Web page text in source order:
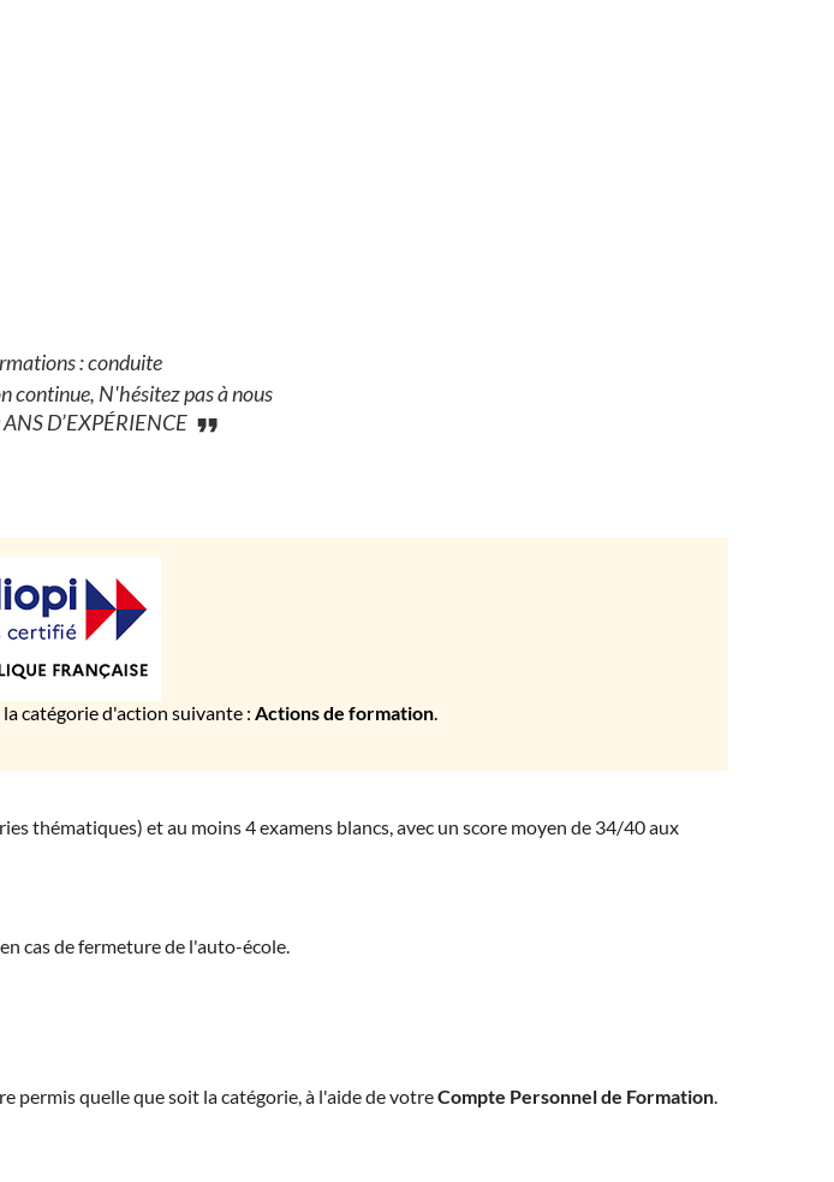
: conduite
continue, N'hésitez pas à nous
D’EXPÉRIENCE
catégorie d'action suivante : Actions de formation.
thématiques) et au moins 4 examens blancs, avec un score moyen de 34/40 aux
cas de fermeture de l'auto-école.
permis quelle que soit la catégorie, à l'aide de votreCompte Personnel de Formation.